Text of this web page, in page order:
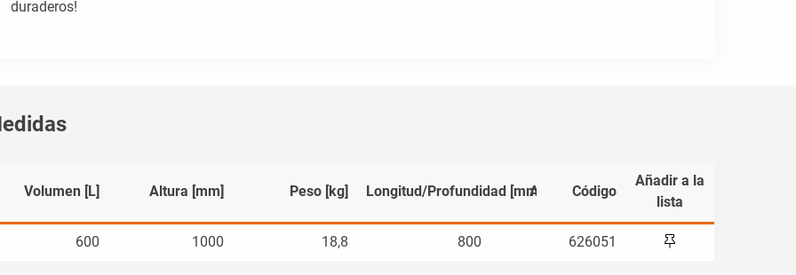
duraderos!
Volumen [L] Código
Añadir a la
lista
600 626051
Altura [mm] Peso [kg] Longitud/Profundidad [mm]Ancho [mm]
1000 18,8 800 800